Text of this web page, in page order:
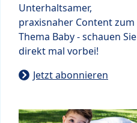
Unterhaltsamer,
praxisnaher Content zum
Thema Baby - schauen Sie
direkt mal vorbei!
Jetzt abonnieren